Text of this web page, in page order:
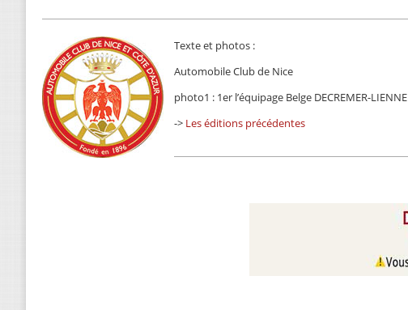
Texte et photos :
Automobile Club de Nice
photo1 : 1er l’équipage Belge DECREMER-LIENNE
-> Les éditions précédentes